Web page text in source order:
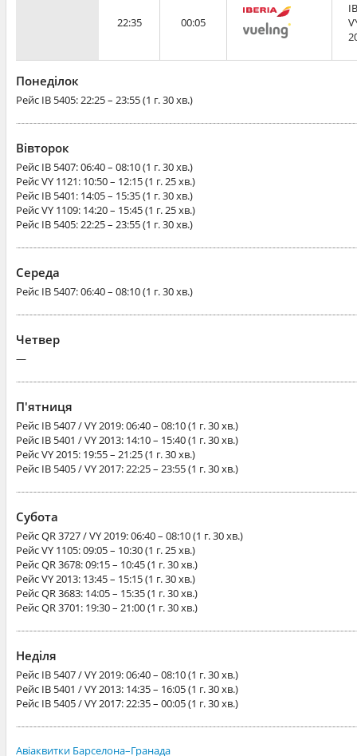
22:35 00:05
Понеділок
Рейс IB 5405: 22:25 – 23:55 (1 г. 30 хв.)
Вівторок
Рейс IB 5407: 06:40 – 08:10 (1 г. 30 хв.)
РейсVY 1121: 10:50 – 12:15 (1 г. 25 хв.)
Рейс IB 5401: 14:05 – 15:35 (1 г. 30 хв.)
РейсVY 1109: 14:20 – 15:45 (1 г. 25 хв.)
Рейс IB 5405: 22:25 – 23:55 (1 г. 30 хв.)
Середа
Рейс IB 5407: 06:40 – 08:10 (1 г. 30 хв.)
Четвер
—
П'ятниця
Рейс IB 5407 / VY 2019: 06:40 – 08:10 (1 г. 30 хв.)
Рейс IB 5401 / VY 2013: 14:10 – 15:40 (1 г. 30 хв.)
РейсVY 2015: 19:55 – 21:25 (1 г. 30 хв.)
Рейс IB 5405 / VY 2017: 22:25 – 23:55 (1 г. 30 хв.)
Субота
РейсQR 3727 / VY 2019: 06:40 – 08:10 (1 г. 30 хв.)
РейсVY 1105: 09:05 – 10:30 (1 г. 25 хв.)
РейсQR 3678: 09:15 – 10:45 (1 г. 30 хв.)
РейсVY 2013: 13:45 – 15:15 (1 г. 30 хв.)
РейсQR 3683: 14:05 – 15:35 (1 г. 30 хв.)
РейсQR 3701: 19:30 – 21:00 (1 г. 30 хв.)
Неділя
Рейс IB 5407 / VY 2019: 06:40 – 08:10 (1 г. 30 хв.)
Рейс IB 5401 / VY 2013: 14:35 – 16:05 (1 г. 30 хв.)
Рейс IB 5405 / VY 2017: 22:35 – 00:05 (1 г. 30 хв.)
Авіаквитки Барселона–Гранада